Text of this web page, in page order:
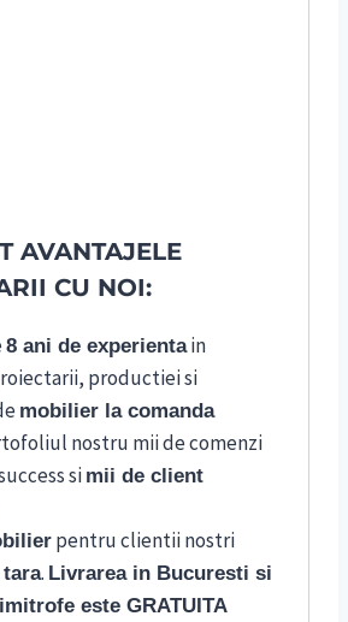
AVANTAJELE
CU NOI:
8 ani de experientain
productiei si
mobilier la comanda
nostru mii de comenzi
si mii de client
pentru clientii nostri
. Livrarea in Bucuresti si
este GRATUITA